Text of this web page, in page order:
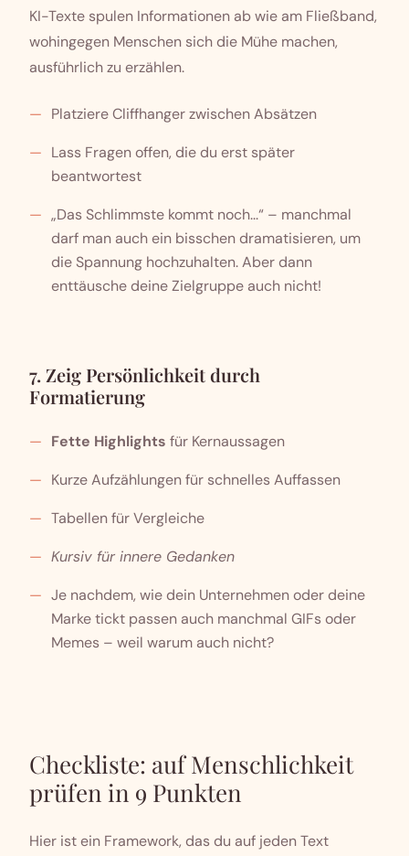
KI-Texte spulen Informationen ab wie am Fließband,
wohingegen Menschen sich die Mühe machen,
ausführlich zu erzählen.
Platziere Cliffhanger zwischen Absätzen
Lass Fragen offen, die du erst später
beantwortest
„Das Schlimmste kommt noch...“ – manchmal
darf man auch ein bisschen dramatisieren, um
die Spannung hochzuhalten. Aber dann
enttäusche deine Zielgruppe auch nicht!
7. Zeig Persönlichkeit durch
Formatierung
Fette Highlights für Kernaussagen
Kurze Aufzählungen für schnelles Auffassen
Tabellen für Vergleiche
Kursiv für innere Gedanken
Je nachdem, wie dein Unternehmen oder deine
Marke tickt passen auch manchmal GIFs oder
Memes – weil warum auch nicht?
Checkliste: auf Menschlichkeit
prüfen in 9 Punkten
Hier ist ein Framework, das du auf jeden Text